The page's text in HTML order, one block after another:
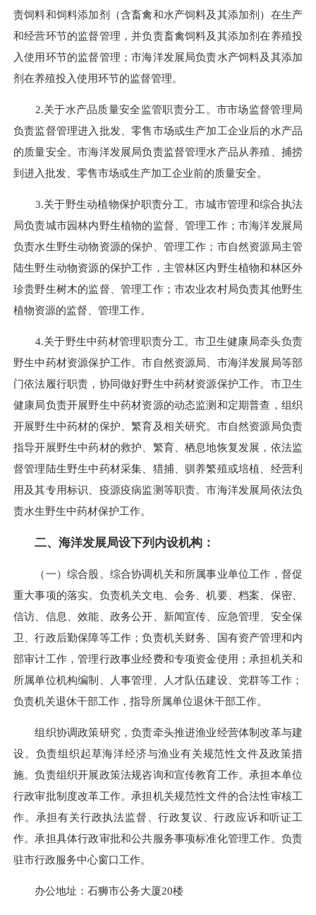
责饲料和饲料添加剂（含畜禽和水产饲料及其添加剂）在生产
和经营环节的监督管理，并负责畜禽饲料及其添加剂在养殖投
入使用环节的监督管理；市海洋发展局负责水产饲料及其添加
剂在养殖投入使用环节的监督管理。
2.关于水产品质量安全监管职责分工。市市场监督管理局
负责监督管理进入批发、零售市场或生产加工企业后的水产品
的质量安全。市海洋发展局负责监督管理水产品从养殖、捕捞
到进入批发、零售市场或生产加工企业前的质量安全。
3.关于野生动植物保护职责分工。市城市管理和综合执法
局负责城市园林内野生植物的监督、管理工作；市海洋发展局
负责水生野生动物资源的保护、管理工作；市自然资源局主管
陆生野生动物资源的保护工作，主管林区内野生植物和林区外
珍贵野生树木的监督、管理工作；市农业农村局负责其他野生
植物资源的监督、管理工作。
4.关于野生中药材管理职责分工。市卫生健康局牵头负责
野生中药材资源保护工作。市自然资源局、市海洋发展局等部
门依法履行职责，协同做好野生中药材资源保护工作。市卫生
健康局负责开展野生中药材资源的动态监测和定期普查，组织
开展野生中药材的保护、繁育及相关研究。市自然资源局负责
指导开展野生中药材的救护、繁育、栖息地恢复发展，依法监
督管理陆生野生中药材采集、猎捕、驯养繁殖或培植、经营利
用及其专用标识、疫源疫病监测等职责。市海洋发展局依法负
责水生野生中药材保护工作。
二、海洋发展局设下列内设机构：
（一）综合股。综合协调机关和所属事业单位工作，督促
重大事项的落实。负责机关文电、会务、机要、档案、保密、
信访、信息、效能、政务公开、新闻宣传、应急管理、安全保
卫、行政后勤保障等工作；负责机关财务、国有资产管理和内
部审计工作，管理行政事业经费和专项资金使用；承担机关和
所属单位机构编制、人事管理、人才队伍建设、党群等工作；
负责机关退休干部工作，指导所属单位退休干部工作。
组织协调政策研究，负责牵头推进渔业经营体制改革与建
设。负责组织起草海洋经济与渔业有关规范性文件及政策措
施。负责组织开展政策法规咨询和宣传教育工作。承担本单位
行政审批制度改革工作。承担机关规范性文件的合法性审核工
作。承担有关行政执法监督、行政复议、行政应诉和听证工
作。承担具体行政审批和公共服务事项标准化管理工作。负责
驻市行政服务中心窗口工作。
办公地址：石狮市公务大厦20楼